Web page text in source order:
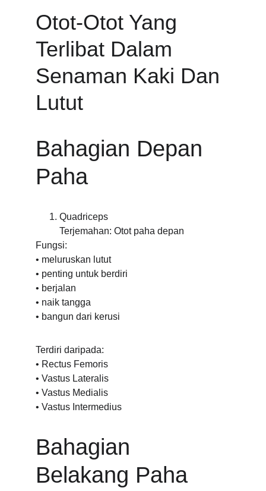
Otot-Otot Yang
Terlibat Dalam
Senaman Kaki Dan
Lutut
Bahagian Depan
Paha
Quadriceps
Terjemahan: Otot paha depan
Fungsi:
• meluruskan lutut
• penting untuk berdiri
• berjalan
• naik tangga
• bangun dari kerusi
Terdiri daripada:
• Rectus Femoris
• Vastus Lateralis
• Vastus Medialis
• Vastus Intermedius
Bahagian
Belakang Paha